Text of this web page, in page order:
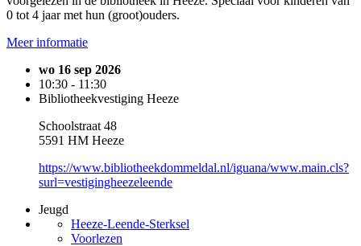
0 tot 4 jaar met hun (groot)ouders.
Meer informatie
wo 16 sep 2026
10:30 - 11:30
Bibliotheekvestiging Heeze
Schoolstraat 48
5591 HM Heeze
https://www.bibliotheekdommeldal.nl/iguana/www.main.cls?
surl=vestigingheezeleende
Jeugd
Heeze-Leende-Sterksel
Voorlezen